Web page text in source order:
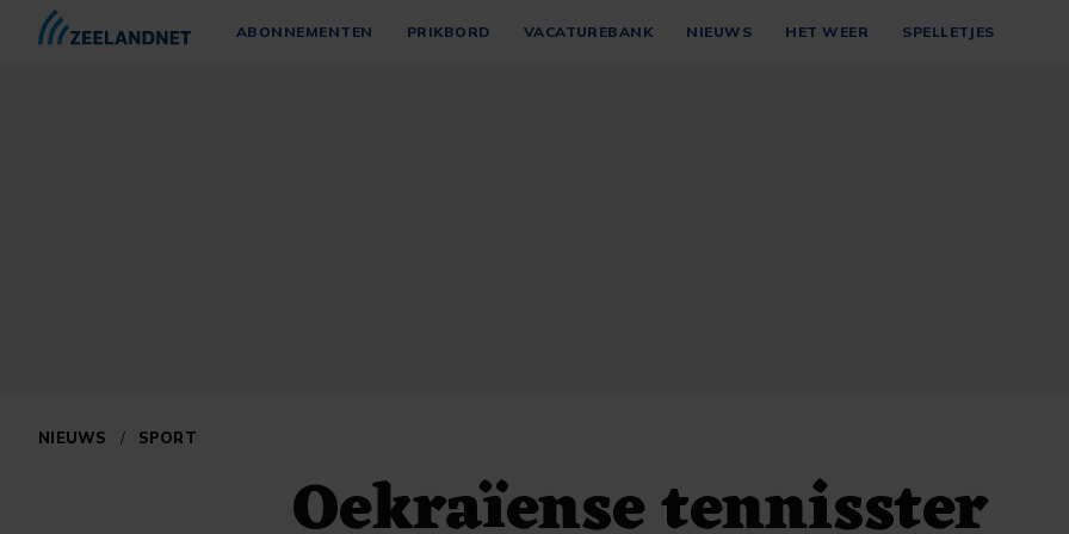
ABONNEMENTEN PRIKBORD VACATUREBANK NIEUWS HET WEER SPELLETJES
NIEUWS / SPORT